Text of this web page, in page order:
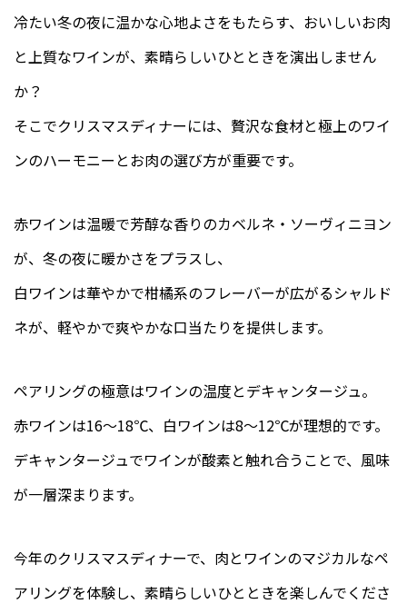
冷たい冬の夜に温かな心地よさをもたらす、おいしいお肉
と上質なワインが、素晴らしいひとときを演出しません
か？
そこでクリスマスディナーには、贅沢な食材と極上のワイ
ンのハーモニーとお肉の選び方が重要です。
赤ワインは温暖で芳醇な香りのカベルネ・ソーヴィニヨン
が、冬の夜に暖かさをプラスし、
白ワインは華やかで柑橘系のフレーバーが広がるシャルド
ネが、軽やかで爽やかな口当たりを提供します。
ペアリングの極意はワインの温度とデキャンタージュ。
赤ワインは16〜18℃、白ワインは8〜12℃が理想的です。
デキャンタージュでワインが酸素と触れ合うことで、風味
が一層深まります。
今年のクリスマスディナーで、肉とワインのマジカルなペ
アリングを体験し、素晴らしいひとときを楽しんでくださ